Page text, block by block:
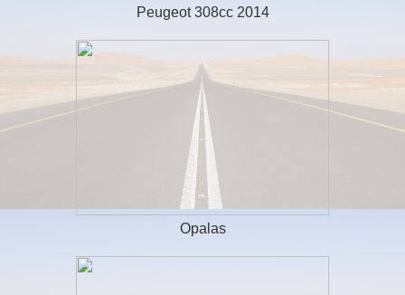
Peugeot 308cc 2014
Opalas